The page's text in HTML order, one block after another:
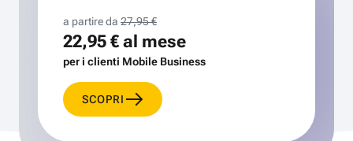
a partire da 27,95 €
22,95 €al mese
per i clienti Mobile Business
SCOPRI